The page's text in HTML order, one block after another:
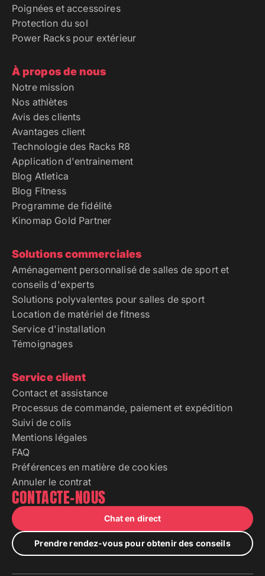
Poignées et accessoires
Protection du sol
Power Racks pour extérieur
À propos de nous
Notre mission
Nos athlètes
Avis des clients
Avantages client
Technologie des Racks R8
Application d'entrainement
Blog Atletica
Blog Fitness
Programme de fidélité
Kinomap Gold Partner
Solutions commerciales
Aménagement personnalisé de salles de sport et
conseils d'experts
Solutions polyvalentes pour salles de sport
Location de matériel de fitness
Service d'installation
Témoignages
Service client
Contact et assistance
Processus de commande, paiement et expédition
Suivi de colis
Mentions légales
FAQ
Préférences en matière de cookies
Annuler le contrat
CONTACTE-NOUS
Chat en direct
Prendre rendez-vous pour obtenir des conseils